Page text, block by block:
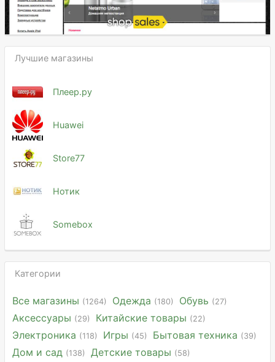
Лучшие магазины
Плеер.ру
Huawei
Store77
Нотик
Somebox
Категории
Все магазины (1264) Одежда (180) Обувь (27)
Аксессуары (29) Китайские товары (22)
Электроника (118) Игры (45) Бытовая техника (39)
Дом и сад (138) Детские товары (58)